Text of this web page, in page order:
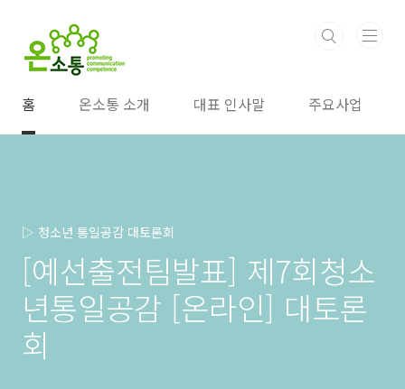
홈 온소통 소개 대표 인사말 주요사업
▷ 청소년 통일공감 대토론회
[예선출전팀발표] 제7회청소
년통일공감 [온라인] 대토론
회